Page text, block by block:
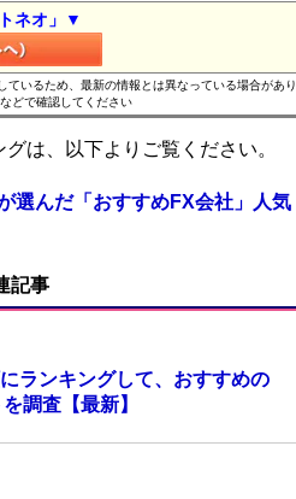
ネオ」▼
いるため、最新の情報とは異なっている場合があり
どで確認してください
は、以下よりご覧ください。
選んだ「おすすめFX会社」人気
記事
ランキングして、おすすめの
調査【最新】